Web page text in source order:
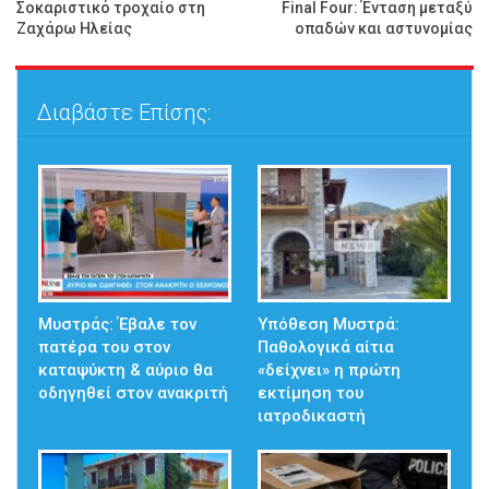
Σοκαριστικό τροχαίο στη
Ζαχάρω Ηλείας
Final Four: Ένταση μεταξύ
οπαδών και αστυνομίας
Διαβάστε Επίσης:
Μυστράς: Έβαλε τον
πατέρα του στον
καταψύκτη & αύριο θα
οδηγηθεί στον ανακριτή
Υπόθεση Μυστρά:
Παθολογικά αίτια
«δείχνει» η πρώτη
εκτίμηση του
ιατροδικαστή